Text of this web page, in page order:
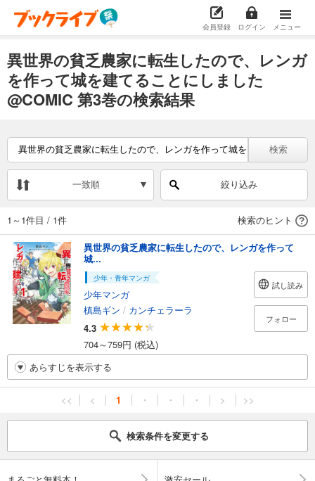
会員登録 ログイン メニュー
異世界の貧乏農家に転生したので、レンガ
を作って城を建てることにしました
@COMIC 第3巻の検索結果
検索
一致順 絞り込み
1～1件目 / 1件 検索のヒント
異世界の貧乏農家に転生したので、レンガを作って
城...
少年・青年マンガ
少年マンガ
槙島ギン / カンチェラーラ
4.3
704～759円 (税込)
試し読み
フォロー
あらすじを表示する
<< < 1 ・ ・ ・ > >>
検索条件を変更する